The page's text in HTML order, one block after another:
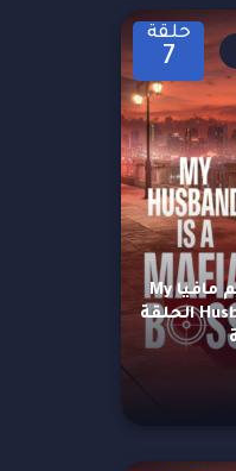
حلقة
7
مسلسل زوجي زعيم مافيا My
Husband is a Mafia Boss الحلقة